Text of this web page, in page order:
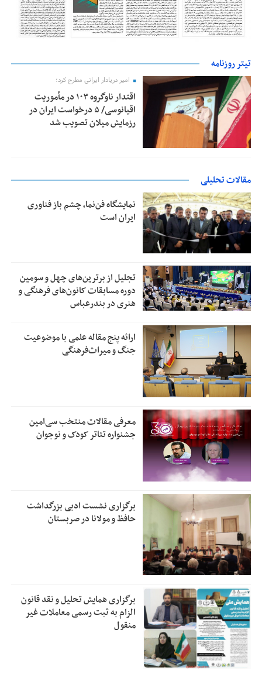
تیتر روزنامه
امیر دریادار ایرانی مطرح کرد؛
اقتدار ناوگروه ۱۰۳ در مأموریت‌
اقیانوسی/ ۵ درخواست ایران در
رزمایش میلان تصویب شد
مقالات تحلیلی
نمایشگاه فن‌نما، چشم باز فناوری
ایران است
تجلیل از بر‌ترین‌های چهل و سومین
دوره مسابقات کانون‌های فرهنگی و
هنری در بندرعباس
ارائه پنج مقاله علمی با موضوعیت
جنگ و میراث‌فرهنگی
معرفی مقالات منتخب سی‌امین
جشنواره تئاتر کودک و نوجوان
برگزاری نشست ادبی بزرگداشت
حافظ و مولانا در صربستان
برگزاری همایش تحلیل و نقد قانون
الزام به ثبت رسمی معاملات غیر
منقول